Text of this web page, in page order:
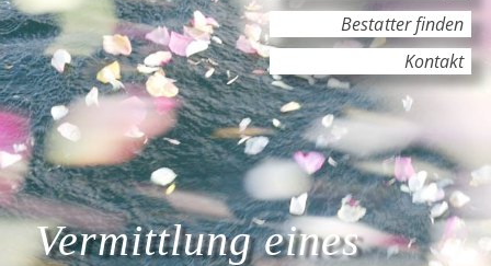
Bestatter finden
Kontakt
Vermittlung eines